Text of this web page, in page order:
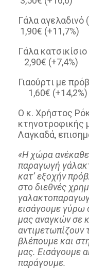
Γάλα
1,90€ (+11,7%)
Γάλα
2,90€ (+7,4%)
Γιαούρτι με
1,60€ (+14,2%)
Ο κ. Χρήστος
κτηνοτροφικής
Λαγκαδά,
«H χώρα
παραγωγή
κατ’ εξοχήν
στο διεθνές
εισάγουμε γύρω
μας αναγκών σε
αντιμετωπίζουν
βλέπουμε και
μας. Εισάγουμε
παράγουμε.